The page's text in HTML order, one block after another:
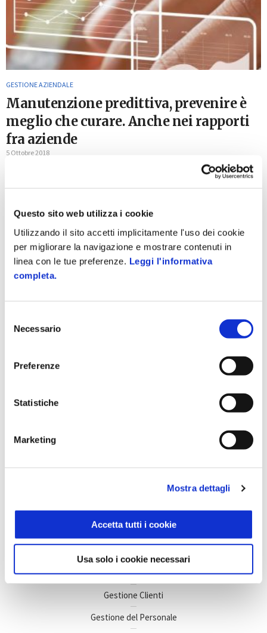
Questo sito web utilizza i cookie
Utilizzando il sito accetti implicitamente l'uso dei cookie
per migliorare la navigazione e mostrare contenuti in
linea con le tue preferenze. Leggi l'informativa
completa.
delNecessario
Preferenze
Statistiche
Marketing
Mostra dettagli
Accetta tutti i cookie
Usa solo i cookie necessari
GESTIONE AZIENDALE
Manutenzione predittiva, prevenire è
meglio che curare. Anche nei rapporti
fra aziende
5 Ottobre 2018
Stando ad uno studio della società di consulenza strategica
produzione industriale sta...
rimanere sempre aggiornato sui principali temi in
che riguarda l'efficienza aziendale.
Argomenti di interesse
Gestione Aziendale
Gestione Clienti
Gestione del Personale